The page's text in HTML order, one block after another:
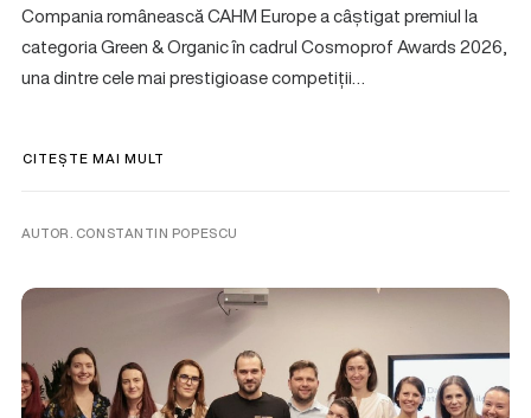
Compania românească CAHM Europe a câștigat premiul la
categoria Green & Organic în cadrul Cosmoprof Awards 2026,
una dintre cele mai prestigioase competiții…
CITEȘTE MAI MULT
AUTOR. CONSTANTIN POPESCU